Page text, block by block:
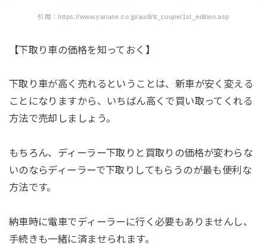
引用：https://www.yanase.co.jp/audi/tt_coupe/1st_edition.asp
【下取り車の価格を知っておく】
下取り車が高く売れるということは、新車が安く変える
ことになりますから、いちばん高くで買い取ってくれる
方法で売却しましょう。
もちろん、ディーラー下取りと買取りの価格が変わらな
いのならディーラーで下取りしてもらうのが最も便利な
方法です。
納車時に電車でディーラーに行く必要もありませんし、
手続きも一緒に済ませられます。